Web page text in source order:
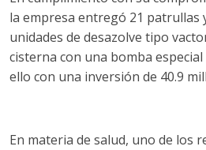
la empresa entregó 21 patrullas
unidades de desazolve tipo
cisterna con una bomba
ello con una inversión de 40.9
En materia de salud, uno de los